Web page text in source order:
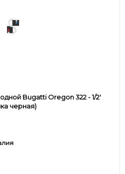
Bugatti Oregon 322 - 1/2'
черная)